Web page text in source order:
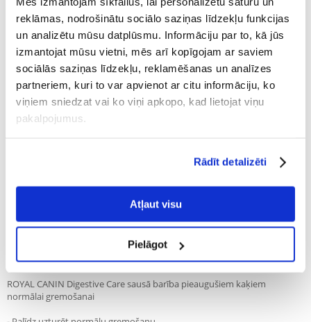
reklāmas, nodrošinātu sociālo saziņas līdzekļu funkcijas
un analizētu mūsu datplūsmu. Informāciju par to, kā jūs
izmantojat mūsu vietni, mēs arī kopīgojam ar saviem
sociālās saziņas līdzekļu, reklamēšanas un analīzes
partneriem, kuri to var apvienot ar citu informāciju, ko
viņiem sniedzat vai ko viņi apkopo, kad lietojat viņu
pakalpojumus.
Rādīt detalizēti
Atļaut visu
Pielāgot
Mūsu klienta fotogrāfijas Mūsu klienta fotogrāfijas
5 ATSAUKSMES
4.8 z 5
Recommend
UZRAKSTĪT ATSAUKSMI
Apraksts
ROYAL CANIN Digestive Care sausā barība pieaugušiem kaķiem
normālai gremošanai